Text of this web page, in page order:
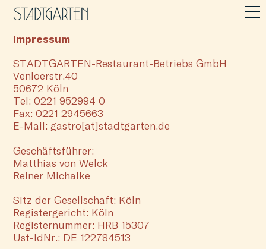
Impressum
STADTGARTEN-Restaurant-Betriebs GmbH
Venloerstr.40
50672 Köln
Tel: 0221 952994 0
Fax: 0221 2945663
E-Mail: gastro[at]stadtgarten.de
Geschäftsführer:
Matthias von Welck
Reiner Michalke
Sitz der Gesellschaft: Köln
Registergericht: Köln
Registernummer: HRB 15307
Ust-IdNr.: DE 122784513